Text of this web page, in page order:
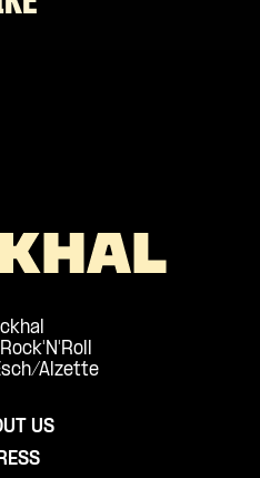
Alzette
US